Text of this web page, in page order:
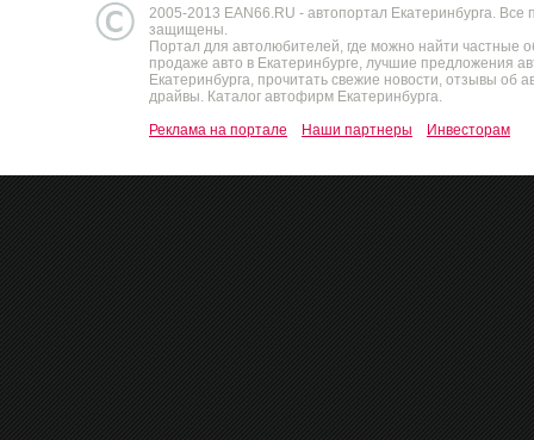
2005-2013 EAN66.RU - автопортал Екатеринбурга. Все
защищены.
Портал для автолюбителей, где можно найти частные
продаже авто в Екатеринбурге, лучшие предложения
Екатеринбурга, прочитать свежие новости, отзывы об
драйвы. Каталог автофирм Екатеринбурга.
Реклама на портале
Наши партнеры Инвесторам